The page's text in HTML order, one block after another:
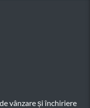
vânzare și închiriere